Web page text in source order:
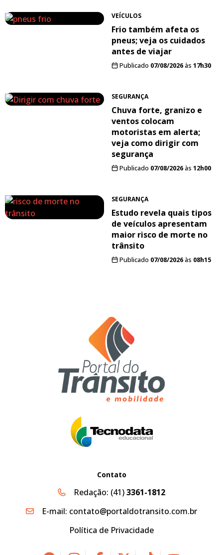
VEÍCULOS
Frio também afeta os
pneus; veja os cuidados
antes de viajar
Publicado 07/08/2026às 17h30
SEGURANÇA
Chuva forte, granizo e
ventos colocam
motoristas em alerta;
veja como dirigir com
segurança
Publicado 07/08/2026às 12h00
SEGURANÇA
Estudo revela quais tipos
de veículos apresentam
maior risco de morte no
trânsito
Publicado 07/08/2026às 08h15
Contato
Redação: (41)3361-1812
E-mail: contato@portaldotransito.com.br
Política de Privacidade